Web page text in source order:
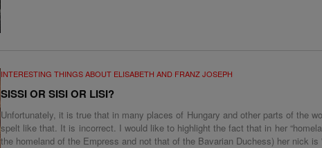
INTERESTING THINGS ABOUT ELISABETH AND FRANZ JOSEPH
SISSI OR SISI OR LISI?
Unfortunately, it is true that in many places of Hungary and other parts of the
spelt like that. It is incorrect. I would like to highlight the fact that in her
the homeland of the Empress and not that of the Bavarian Duchess) her nick is